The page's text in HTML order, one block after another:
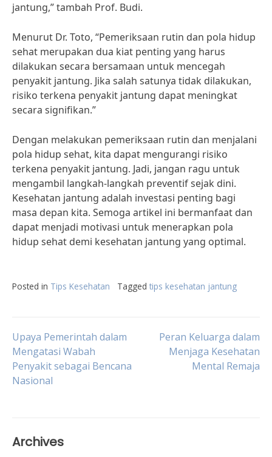
jantung,” tambah Prof. Budi.
Menurut Dr. Toto, “Pemeriksaan rutin dan pola hidup
sehat merupakan dua kiat penting yang harus
dilakukan secara bersamaan untuk mencegah
penyakit jantung. Jika salah satunya tidak dilakukan,
risiko terkena penyakit jantung dapat meningkat
secara signifikan.”
Dengan melakukan pemeriksaan rutin dan menjalani
pola hidup sehat, kita dapat mengurangi risiko
terkena penyakit jantung. Jadi, jangan ragu untuk
mengambil langkah-langkah preventif sejak dini.
Kesehatan jantung adalah investasi penting bagi
masa depan kita. Semoga artikel ini bermanfaat dan
dapat menjadi motivasi untuk menerapkan pola
hidup sehat demi kesehatan jantung yang optimal.
Posted in Tips Kesehatan Tagged tips kesehatan jantung
Post
navigation
Upaya Pemerintah dalam
Mengatasi Wabah
Penyakit sebagai Bencana
Nasional
Peran Keluarga dalam
Menjaga Kesehatan
Mental Remaja
Archives